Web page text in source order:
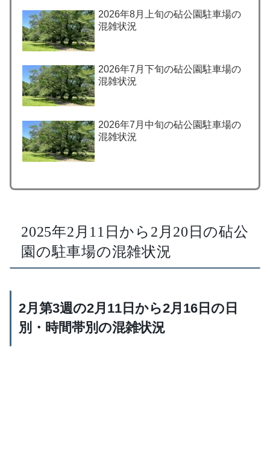
2026年8月上旬の砧公園駐車場の
混雑状況
2026年7月下旬の砧公園駐車場の
混雑状況
2026年7月中旬の砧公園駐車場の
混雑状況
2025年2月11日から2月20日の砧公
園の駐車場の混雑状況
2月第3週の2月11日から2月16日の日
別・時間帯別の混雑状況